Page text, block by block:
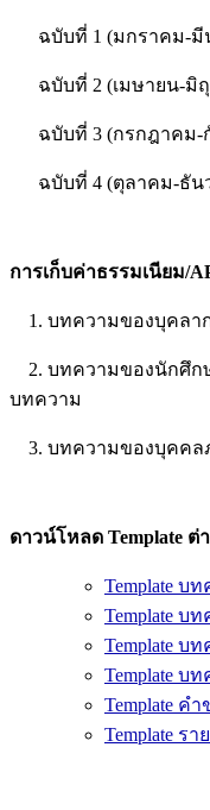
ฉบับที่ 1 (มกราคม-มี
ฉบับที่ 2 (เมษายน-มิ
ฉบับที่ 3 (กรกฎาคม-
ฉบับที่ 4 (ตุลาคม-ธัน
การเก็บค่าธรรมเนียม/
1. บทความของบุคลาก
2. บทความของนักศึกษ
บทความ
3. บทความของบุคคล
ดาวน์โหลด Template ต่
Template บ
Template บ
Template บ
Template บ
Template ค
Template ร